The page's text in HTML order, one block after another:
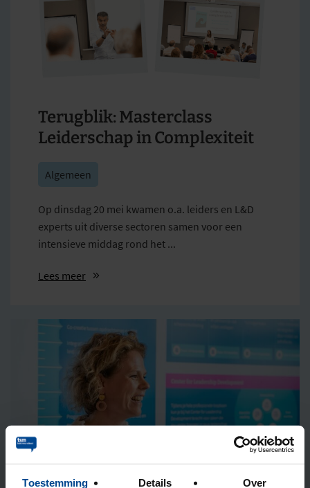
Toestemming Details Over
Terugblik: Masterclass
Leiderschap in Complexiteit
Algemeen
Op dinsdag 20 mei kwamen o.a. leiders en L&D
experts uit diverse sectoren samen voor een
intensieve middag rond het ...
Lees meer